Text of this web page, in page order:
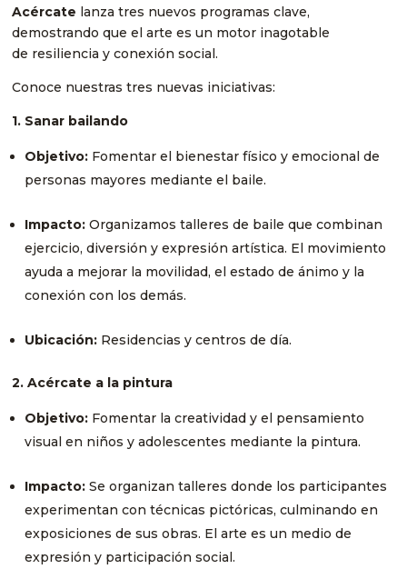
Acércate lanza tres nuevos programas clave,
demostrando que el arte es un motor inagotable
de resiliencia y conexión social.
Conoce nuestras tres nuevas iniciativas:
1. Sanar bailando
Objetivo: Fomentar el bienestar físico y emocional de
personas mayores mediante el baile.
Impacto: Organizamos talleres de baile que combinan
ejercicio, diversión y expresión artística. El movimiento
ayuda a mejorar la movilidad, el estado de ánimo y la
conexión con los demás.
Ubicación: Residencias y centros de día.
2. Acércate a la pintura
Objetivo: Fomentar la creatividad y el pensamiento
visual en niños y adolescentes mediante la pintura.
Impacto: Se organizan talleres donde los participantes
experimentan con técnicas pictóricas, culminando en
exposiciones de sus obras. El arte es un medio de
expresión y participación social.